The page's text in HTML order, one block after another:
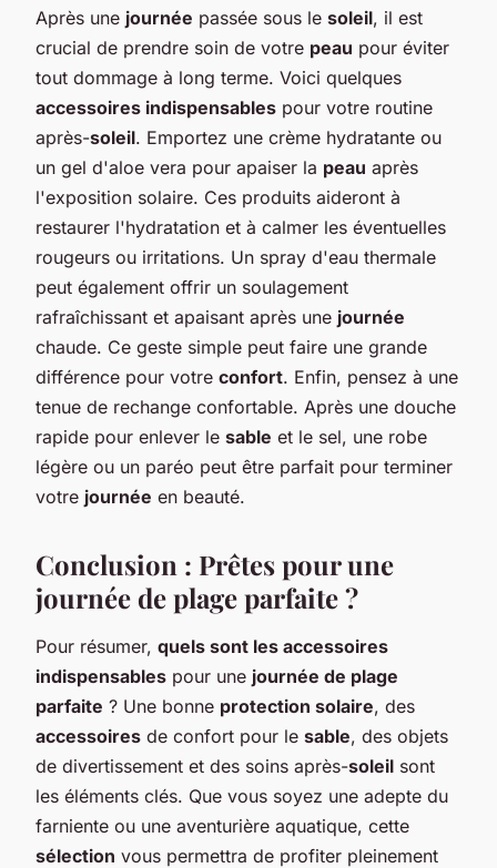
Après une journée passée sous le soleil, il est
crucial de prendre soin de votre peau pour éviter
tout dommage à long terme. Voici quelques
accessoires indispensables pour votre routine
après-soleil. Emportez une crème hydratante ou
un gel d'aloe vera pour apaiser la peau après
l'exposition solaire. Ces produits aideront à
restaurer l'hydratation et à calmer les éventuelles
rougeurs ou irritations. Un spray d'eau thermale
peut également offrir un soulagement
rafraîchissant et apaisant après une journée
chaude. Ce geste simple peut faire une grande
différence pour votre confort. Enfin, pensez à une
tenue de rechange confortable. Après une douche
rapide pour enlever le sable et le sel, une robe
légère ou un paréo peut être parfait pour terminer
votre journée en beauté.
Conclusion : Prêtes pour une
journée de plage parfaite ?
Pour résumer, quels sont les accessoires
indispensables pour une journée de plage
parfaite ? Une bonne protection solaire, des
accessoires de confort pour le sable, des objets
de divertissement et des soins après-soleil sont
les éléments clés. Que vous soyez une adepte du
farniente ou une aventurière aquatique, cette
sélection vous permettra de profiter pleinement